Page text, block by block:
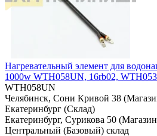
Нагревательный элемент для
1000w WTH058UN, 16rb02,
WTH058UN
Челябинск, Сони Кривой 38
Екатеринбург (Склад)
Екатеринбург, Сурикова 50
Центральный (Базовый) склад